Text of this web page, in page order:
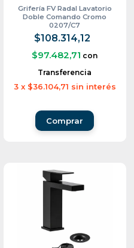
Grifería FV Radal Lavatorio
Doble Comando Cromo
0207/C7
$108.314,12
$97.482,71 con
Transferencia
3 x $36.104,71 sin interés